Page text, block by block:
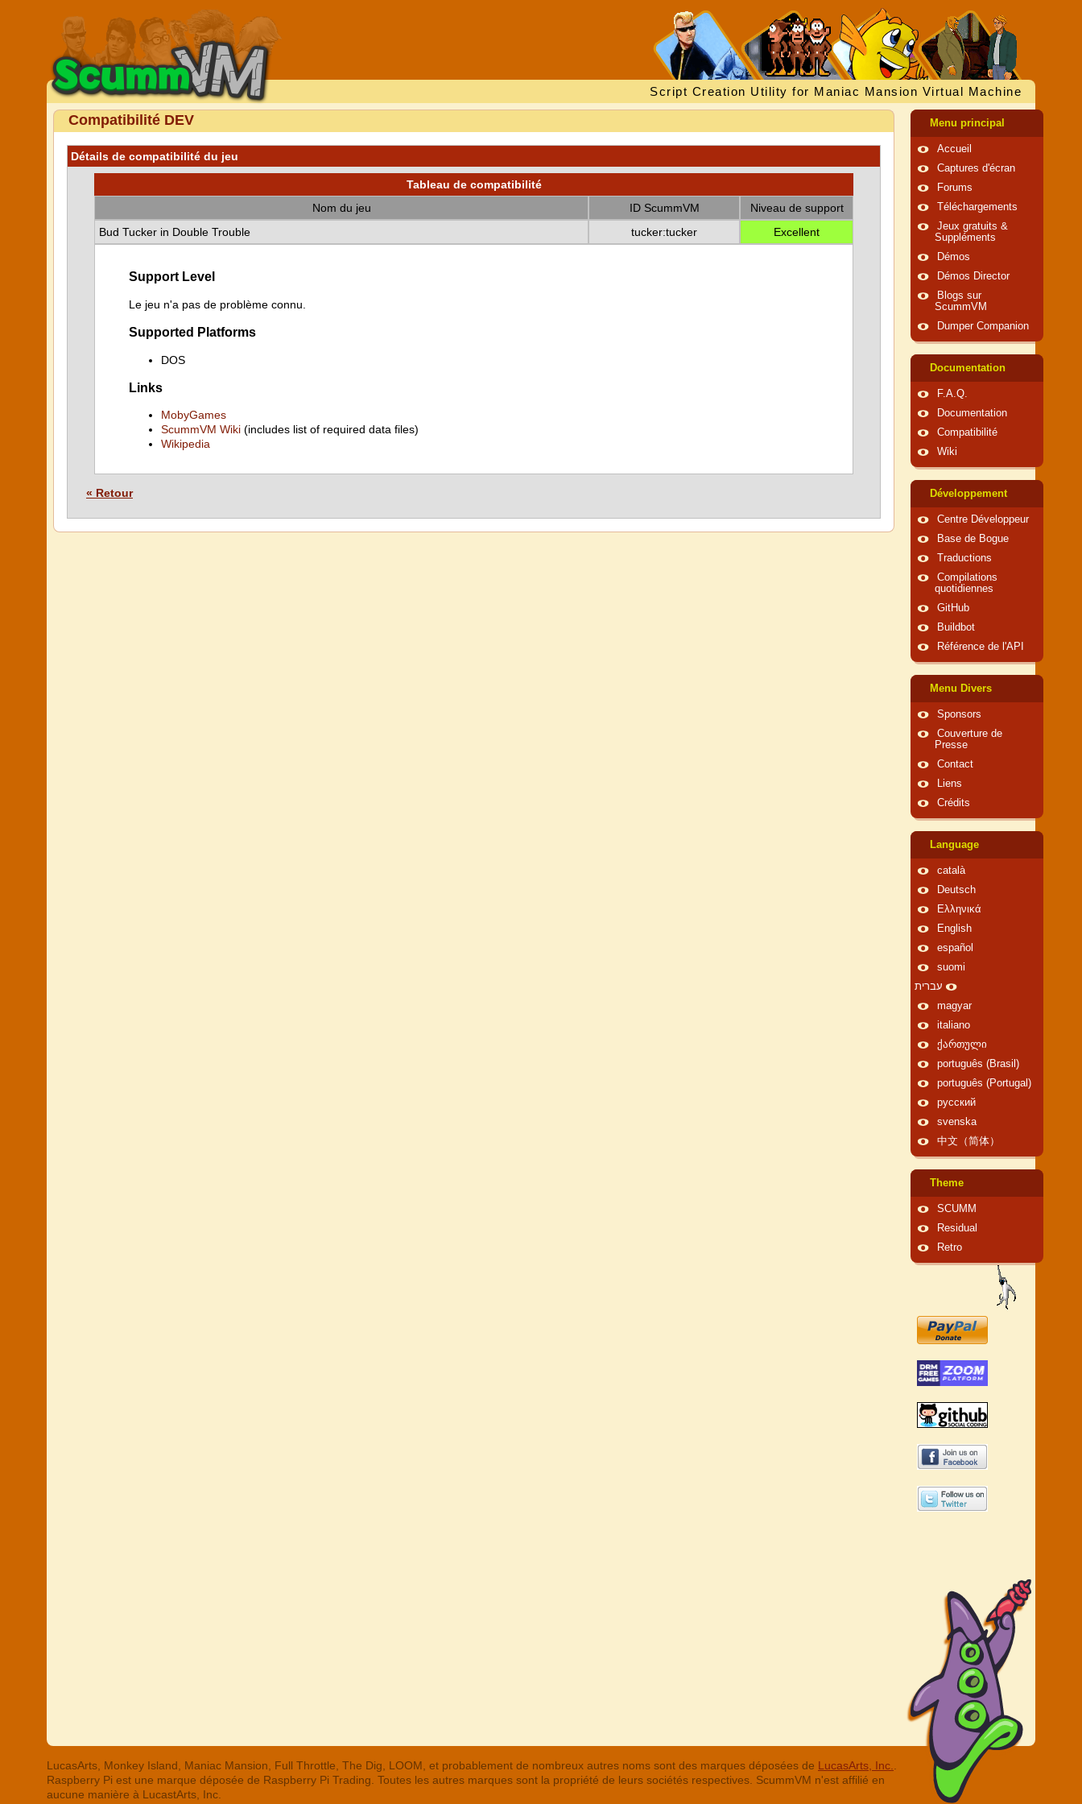
Script Creation Utility for Maniac Mansion Virtual Machine
Compatibilité DEV
Détails de compatibilité du jeu
Tableau de compatibilité
Nom du jeu
ID ScummVM
Niveau de support
Bud Tucker in Double Trouble
tucker:tucker Excellent
Support Level
Le jeu n'a pas de problème connu.
Supported Platforms
DOS
Links
MobyGames
ScummVM Wiki (includes list of required data files)
Wikipedia
« Retour
Menu principal
Accueil
Captures d'écran
Forums
Téléchargements
Jeux gratuits &
Suppléments
Démos
Démos Director
Blogs sur
ScummVM
Dumper Companion
Documentation
F.A.Q.
Documentation
Compatibilité
Wiki
Développement
Centre Développeur
Base de Bogue
Traductions
Compilations
quotidiennes
GitHub
Buildbot
Référence de l'API
Menu Divers
Sponsors
Couverture de
Presse
Contact
Liens
Crédits
Language
català
Deutsch
Ελληνικά
English
español
suomi
עברית
magyar
italiano
ქართული
português (Brasil)
português (Portugal)
русский
svenska
中文（简体）
Theme
SCUMM
Residual
Retro
LucasArts, Monkey Island, Maniac Mansion, Full Throttle, The Dig, LOOM, et probablement de nombreux autres noms sont des marques déposées de LucasArts, Inc.
Raspberry Pi est une marque déposée de Raspberry Pi Trading. Toutes les autres marques sont la propriété de leurs sociétés respectives. ScummVM n'est affilié en
aucune manière à LucastArts, Inc.